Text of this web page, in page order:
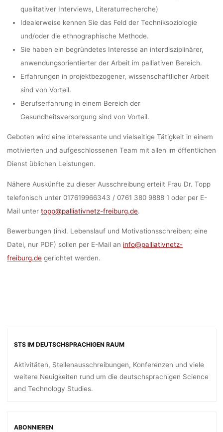
qualitativer Interviews, Literaturrecherche)
Idealerweise kennen Sie das Feld der Techniksoziologie
und/oder die ethnographische Methode.
Sie haben ein begründetes Interesse an interdisziplinärer,
anwendungsorientierter der Arbeit im palliativen Bereich.
Erfahrungen in projektbezogener, wissenschaftlicher Arbeit
sind von Vorteil.
Berufserfahrung in einem Bereich der
Gesundheitsversorgung sind von Vorteil.
Geboten wird eine interessante und vielseitige Tätigkeit in einem
motivierten und aufgeschlossenen Team mit allen im öffentlichen
Dienst üblichen Leistungen.
Nähere Auskünfte zu dieser Ausschreibung erteilt Frau Dr. Topp
telefonisch unter 017619966343 / 0761 380 9888 1 oder per E-
Mail unter topp@palliativnetz-freiburg.de.
Bewerbungen (inkl. Lebenslauf und Motivationsschreiben; eine
Datei, nur PDF) sollen per E-Mail an info@palliativnetz-
freiburg.degerichtet werden.
STS IM DEUTSCHSPRACHIGEN RAUM
Aktivitäten, Stellenausschreibungen, Konferenzen und viele
weitere Neuigkeiten rund um die deutschsprachigen Science
and Technology Studies.
ABONNIEREN